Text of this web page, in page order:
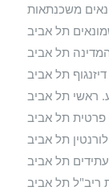
משכנתאות
תל אביב
תל אביב
תל אביב
ראשי תל אביב
פרטית תל אביב
תל אביב
תל אביב
ריב"ל תל אביב